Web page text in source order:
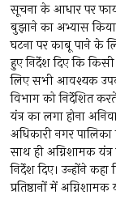
सूचना के आधार पर
बुझाने का अभ्यास
घटना पर काबू पाने के
हुए निर्देश दिए कि
लिए सभी आवश्यक
विभाग को निर्देशित
यंत्र का लगा होना
अधिकारी नगर
साथ ही अग्निशामक यंत्र
निर्देश दिए। उन्होंने
प्रतिष्ठानों में अग्निशामक